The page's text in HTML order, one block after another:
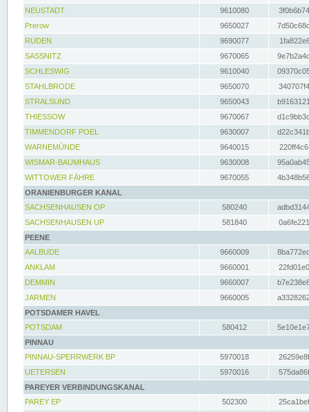
NEUSTADT
9610080
Prerow
9650027
RUDEN
9690077
SASSNITZ
9670065
SCHLESWIG
9610040
STAHLBRODE
9650070
STRALSUND
9650043
THIESSOW
9670067
TIMMENDORF POEL
9630007
WARNEMÜNDE
9640015
WISMAR-BAUMHAUS
9630008
WITTOWER FÄHRE
9670055
ORANIENBURGER KANAL
SACHSENHAUSEN OP
580240
SACHSENHAUSEN UP
581840
PEENE
AALBUDE
9660009
ANKLAM
9660001
DEMMIN
9660007
JARMEN
9660005
POTSDAMER HAVEL
POTSDAM
580412
PINNAU
PINNAU-SPERRWERK BP
5970018
UETERSEN
5970016
PAREYER VERBINDUNGSKANAL
PAREY EP
502300